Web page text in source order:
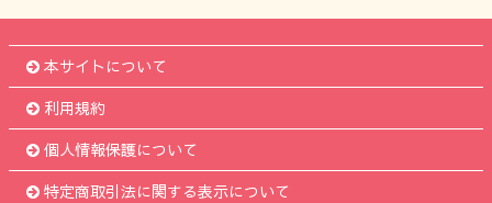
本サイトについて
利用規約
個人情報保護について
特定商取引法に関する表示について